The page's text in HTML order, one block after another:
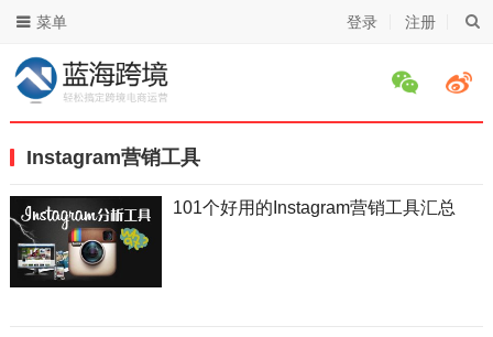
登录 注册
菜单
Instagram营销工具
101个好用的Instagram营销工具汇总